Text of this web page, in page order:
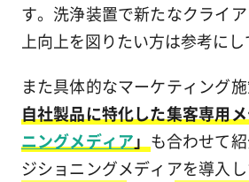
す。洗浄装置で新たなクライ
上向上を図りたい方は参考にし
また具体的なマーケティング施
自社製品に特化した集客専用
ニングメディア」 も合わせて
ジショニングメディアを導入